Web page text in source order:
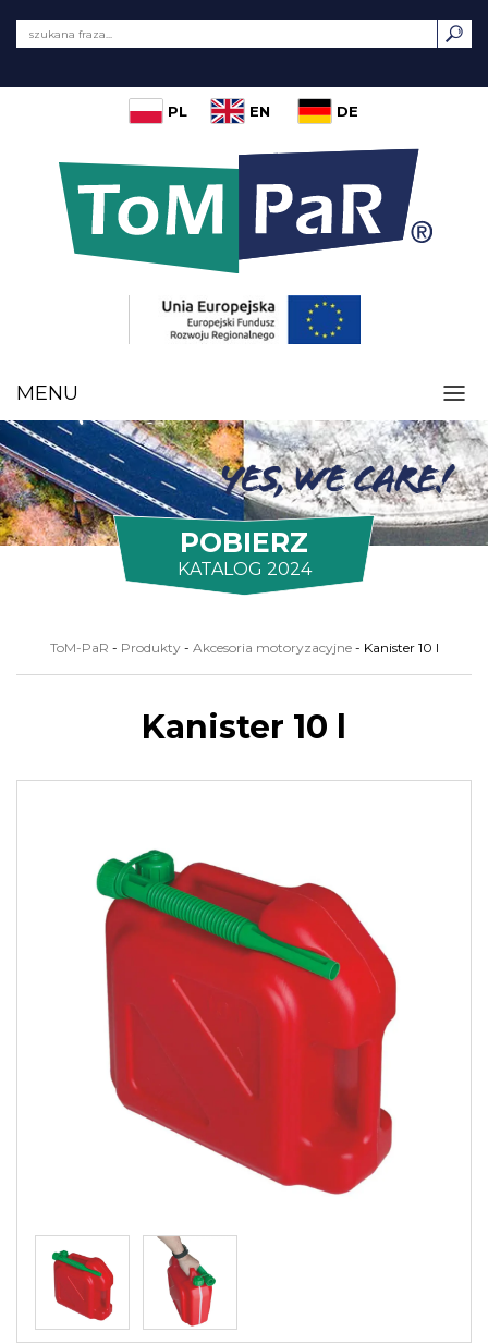
PL EN DE
MENU
POBIERZ
KATALOG 2024
ToM-PaR - Produkty - Akcesoria motoryzacyjne - Kanister 10 l
Kanister 10 l